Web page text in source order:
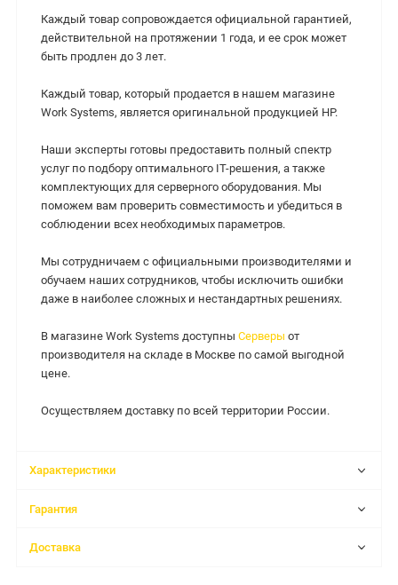
Каждый товар сопровождается официальной гарантией,
действительной на протяжении 1 года, и ее срок может
быть продлен до 3 лет.
Каждый товар, который продается в нашем магазине
Work Systems, является оригинальной продукцией HP.
Наши эксперты готовы предоставить полный спектр
услуг по подбору оптимального IT-решения, а также
комплектующих для серверного оборудования. Мы
поможем вам проверить совместимость и убедиться в
соблюдении всех необходимых параметров.
Мы сотрудничаем с официальными производителями и
обучаем наших сотрудников, чтобы исключить ошибки
даже в наиболее сложных и нестандартных решениях.
В магазине Work Systems доступны Серверы от
производителя на складе в Москве по самой выгодной
цене.
Осуществляем доставку по всей территории России.
Характеристики
Гарантия
Доставка